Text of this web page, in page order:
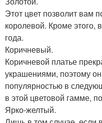
Этот цвет позволит вам
королевой. Кроме этого,
года.
Коричневый.
Коричневой платье
украшениями, поэтому он
популярностью в
в этой цветовой гамме,
Ярко-желтый.